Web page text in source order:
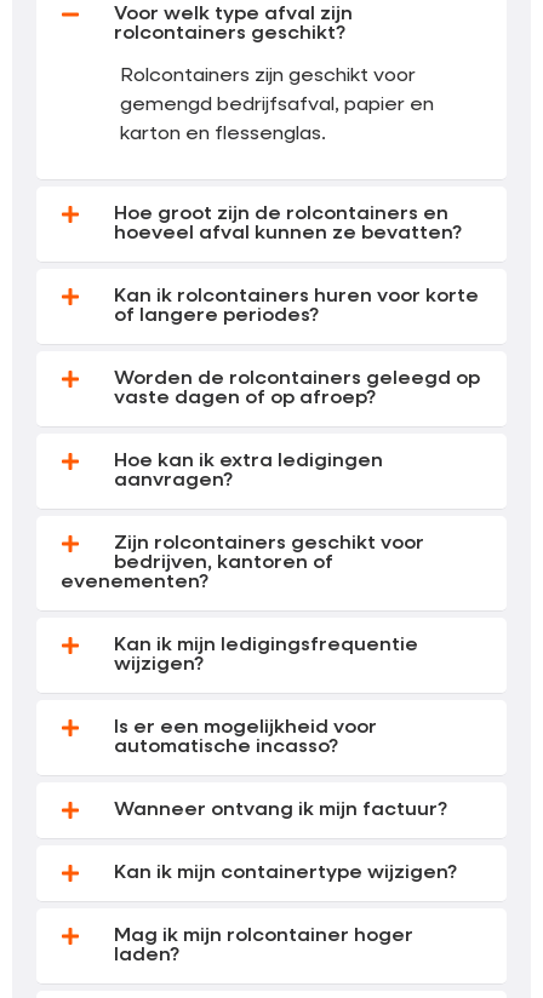
Voor welk type afval zijn
rolcontainers geschikt?
Rolcontainers zijn geschikt voor
gemengd bedrijfsafval, papier en
karton en flessenglas.
Hoe groot zijn de rolcontainers en
hoeveel afval kunnen ze bevatten?
Kan ik rolcontainers huren voor korte
of langere periodes?
Worden de rolcontainers geleegd op
vaste dagen of op afroep?
Hoe kan ik extra ledigingen
aanvragen?
Zijn rolcontainers geschikt voor
bedrijven, kantoren of
evenementen?
Kan ik mijn ledigingsfrequentie
wijzigen?
Is er een mogelijkheid voor
automatische incasso?
Wanneer ontvang ik mijn factuur?
Kan ik mijn containertype wijzigen?
Mag ik mijn rolcontainer hoger
laden?